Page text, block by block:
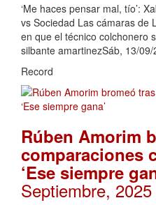
‘Me haces pensar mal, tío’:
vs Sociedad Las cámaras de
en que el técnico colchonero
silbante amartinezSáb, 13/
Record
Rúben Amorim
comparaciones
‘Ese siempre
Septiembre,